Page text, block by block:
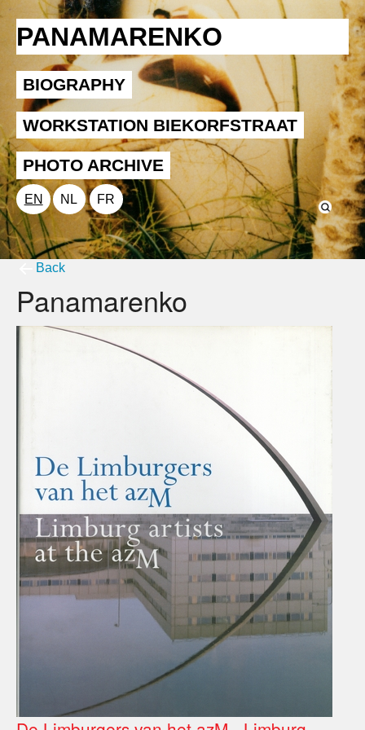
PANAMARENKO
BIOGRAPHY
WORKSTATION BIEKORFSTRAAT
PHOTO ARCHIVE
EN NL FR
Back
Panamarenko